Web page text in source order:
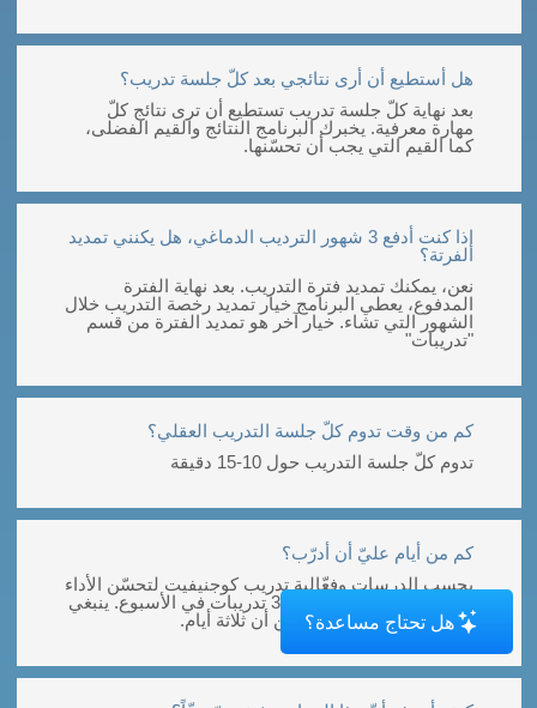
هل أستطيع أن أرى نتائجي بعد كلّ جلسة تدريب؟
بعد نهاية كلّ جلسة تدريب تستطيع أن ترى نتائج كلّ
مهارة معرفية. يخبرك البرنامج النتائج والقيم الفضلى،
كما القيم التي يجب أن تحسّنها.
إذا كنت أدفع 3 شهور الترديب الدماغي، هل يكنني تمديد
الفرتة؟
نعن، يمكنك تمديد فترة التدريب. بعد نهاية الفترة
المدفوع، يعطي البرنامج خيار تمديد رخصة التدريب خلال
الشهور التي تشاء. خيار آخر هو تمديد الفترة من قسم
"تدريبات"
كم من وقت تدوم كلّ جلسة التدريب العقلي؟
تدوم كلّ جلسة التدريب حول 10-15 دقيقة
كم من أيام عليّ أن أدرّب؟
بحسب الدرسات وفعّالية تدريب كوجنيفيت لتحسّن الأداء
المعرفي، ننصح إجراء 2 أو 3 تدريبات في الأسبوع. ينبغي
أن نقوم بالتدريب كلّ يومين أن ثلاثة أيام.
هل تحتاج مساعدة؟